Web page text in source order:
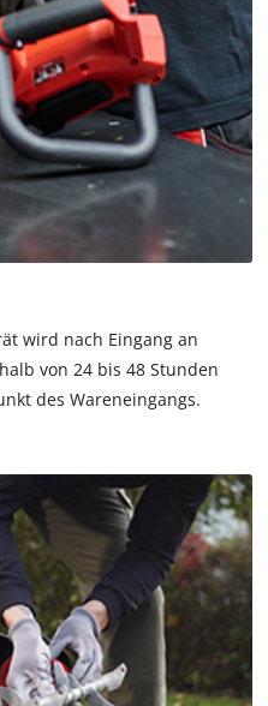
wird nach Eingang an
von 24 bis 48 Stunden
des Wareneingangs.